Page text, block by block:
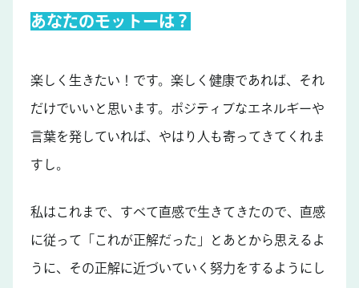
あなたのモットーは？
楽しく生きたい！です。楽しく健康であれば、それ
だけでいいと思います。ポジティブなエネルギーや
言葉を発していれば、やはり人も寄ってきてくれま
すし。
私はこれまで、すべて直感で生きてきたので、直感
に従って「これが正解だった」とあとから思えるよ
うに、その正解に近づいていく努力をするようにし